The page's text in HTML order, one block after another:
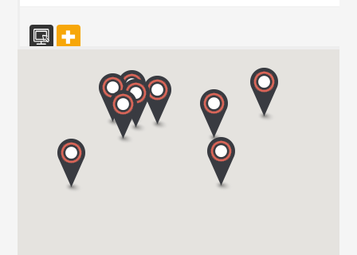
CARAVAN SCHIAVOLIN SAS
S.P. ex S.S. 494 al KM 21,100
20080 OZZERO - MI
Tel. 0039 02 94 004 141